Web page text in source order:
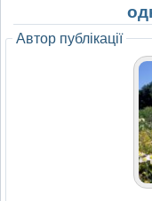
Автор публікації